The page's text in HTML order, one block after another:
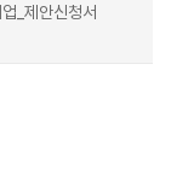
_제안신청서